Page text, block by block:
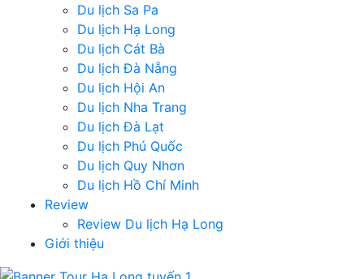
Du lịch Sa Pa
Du lịch Hạ Long
Du lịch Cát Bà
Du lịch Đà Nẵng
Du lịch Hội An
Du lịch Nha Trang
Du lịch Đà Lạt
Du lịch Phú Quốc
Du lịch Quy Nhơn
Du lịch Hồ Chí Minh
Review
Review Du lịch Hạ Long
Giới thiệu